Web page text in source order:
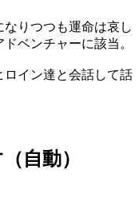
りつつも運命は哀し
ベンチャーに該当。
イン達と会話して話
自動）